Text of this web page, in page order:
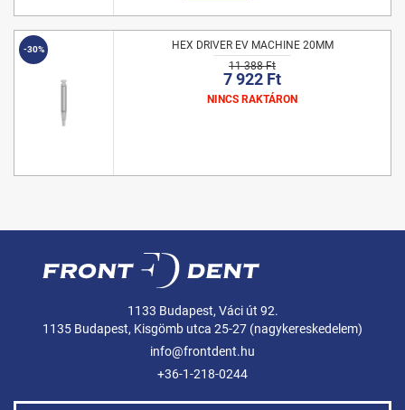
-30%
HEX DRIVER EV MACHINE 20MM
11 388 Ft
7 922 Ft
NINCS RAKTÁRON
1133 Budapest, Váci út 92.
1135 Budapest, Kisgömb utca 25-27 (nagykereskedelem)
info@frontdent.hu
+36-1-218-0244